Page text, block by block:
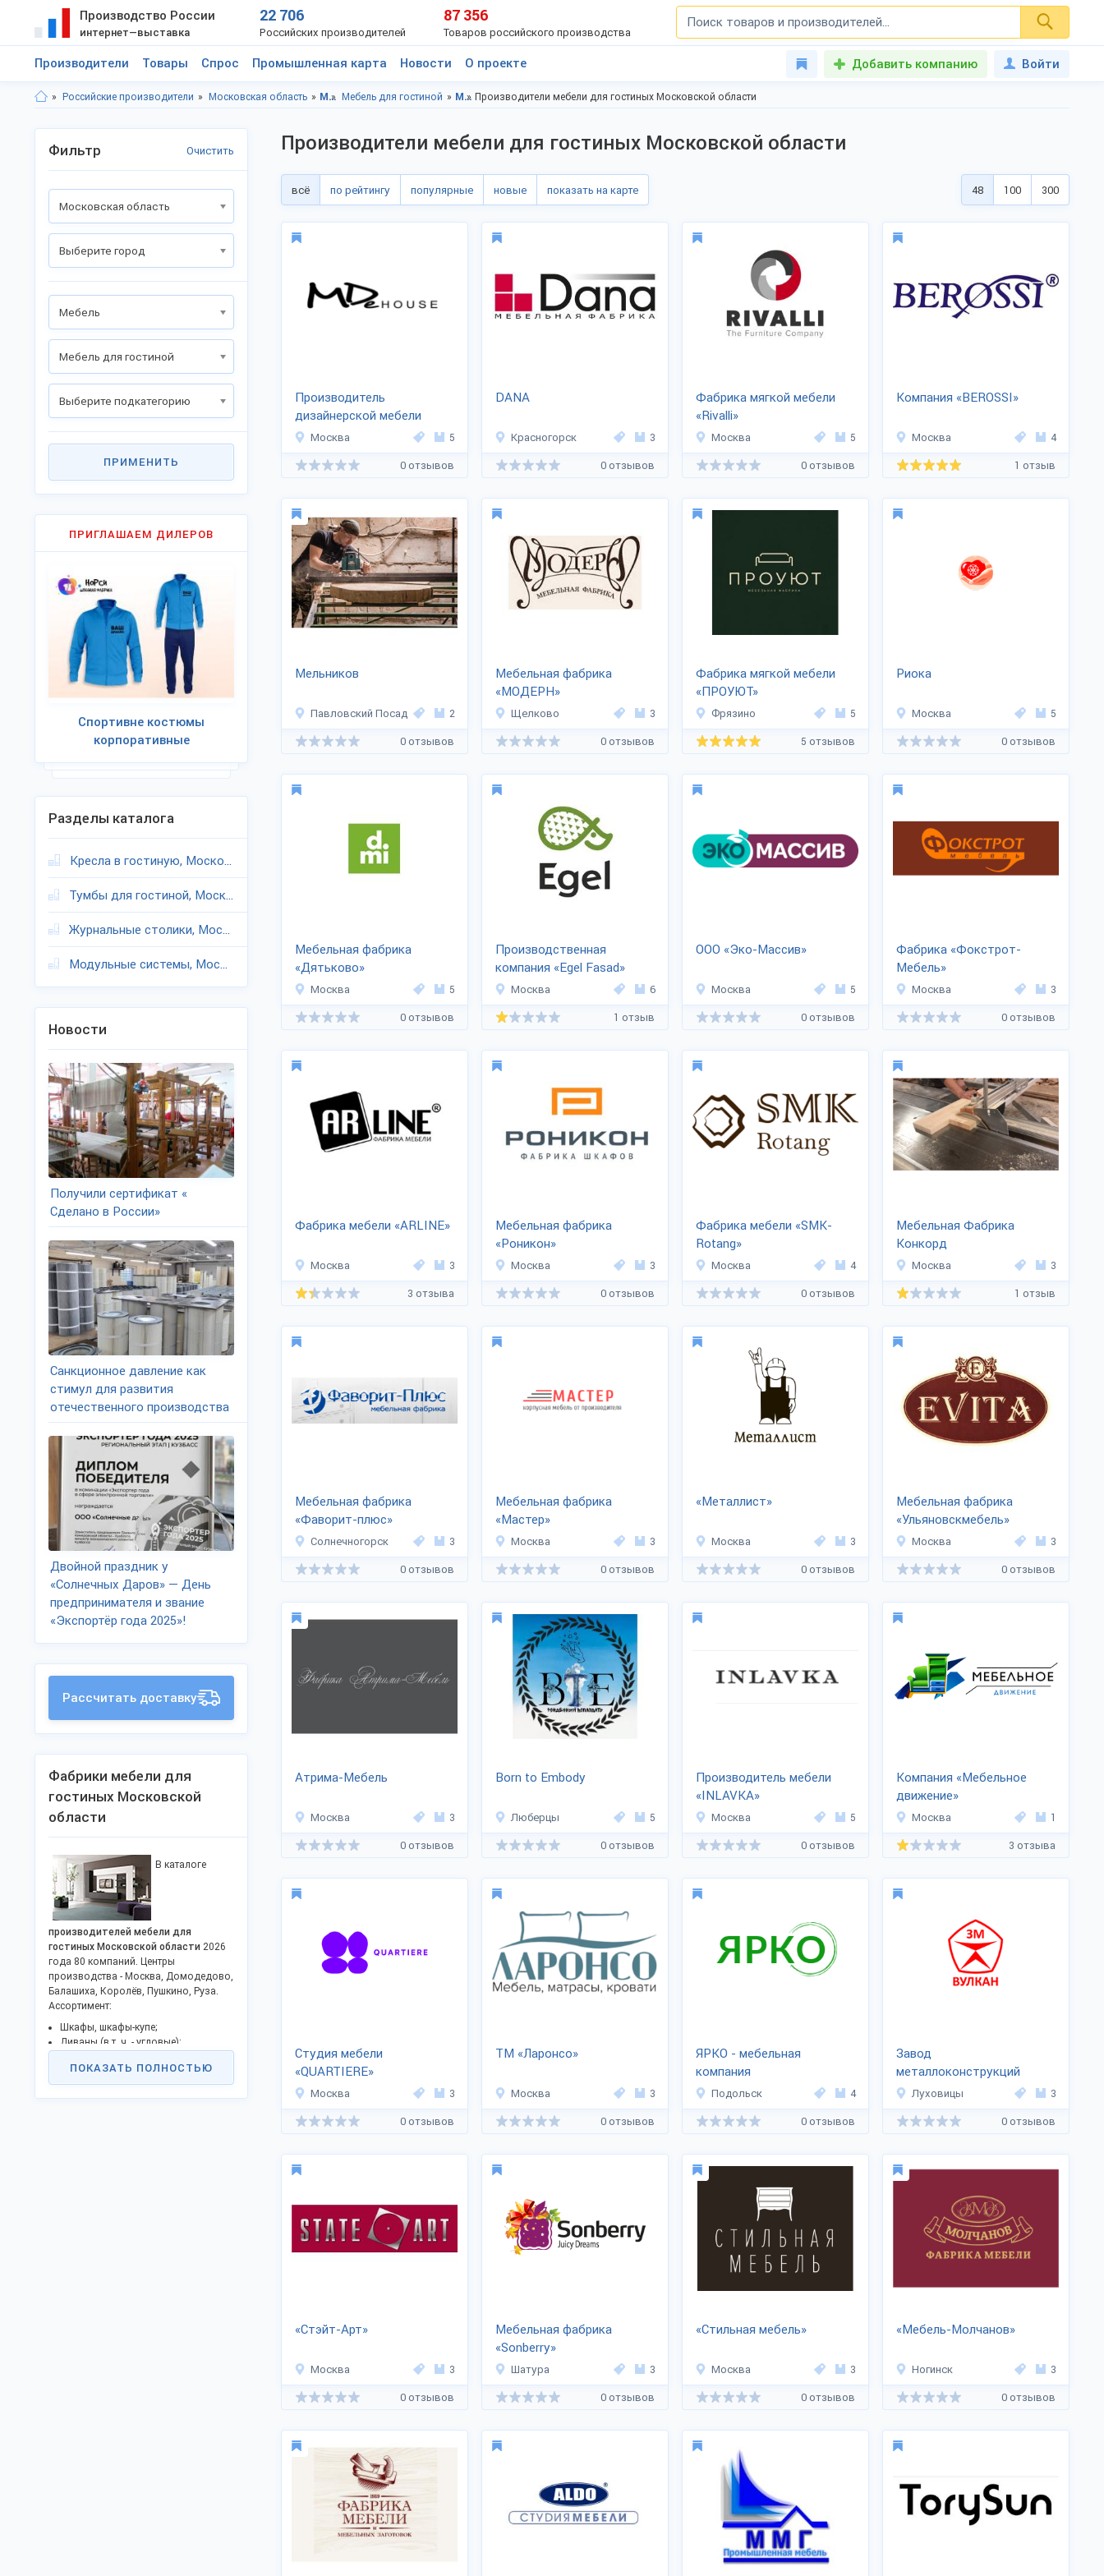
Производство России
интернет—выставка
22 706
Российских производителей
87 356
Товаров российского производства
Производители Товары Спрос Промышленная карта Новости О проекте Добавить компанию Войти
Российские производители Московская область Мебель Мебель для гостиной Мебель, Московская область Производители мебели для гостиных Московской области
Производители мебели для гостиных Московской области
всё по рейтингу популярные новые показать на карте 48 100 300
Производитель
дизайнерской мебели
«MDeHouse»
Москва 5
0 отзывов
DANA
Красногорск 3
0 отзывов
Фабрика мягкой мебели
«Rivalli»
Москва 5
0 отзывов
Компания «BEROSSI»
Москва 4
1 отзыв
Мельников
Павловский Посад 2
0 отзывов
Мебельная фабрика
«МОДЕРН»
Щелково 3
0 отзывов
Фабрика мягкой мебели
«ПРОУЮТ»
Фрязино 5
5 отзывов
Риока
Москва 5
0 отзывов
Мебельная фабрика
«Дятьково»
Москва 5
0 отзывов
Производственная
компания «Egel Fasad»
Москва 6
1 отзыв
ООО «Эко-Массив»
Москва 5
0 отзывов
Фабрика «Фокстрот-
Мебель»
Москва 3
0 отзывов
Фабрика мебели «ARLINE»
Москва 3
3 отзыва
Мебельная фабрика
«Роникон»
Москва 3
0 отзывов
Фабрика мебели «SMK-
Rotang»
Москва 4
0 отзывов
Мебельная Фабрика
Конкорд
Москва 3
1 отзыв
Мебельная фабрика
«Фаворит-плюс»
Солнечногорск 3
0 отзывов
Мебельная фабрика
«Мастер»
Москва 3
0 отзывов
«Металлист»
Москва 3
0 отзывов
Мебельная фабрика
«Ульяновскмебель»
Москва 3
0 отзывов
Атрима-Мебель
Москва 3
0 отзывов
Born to Embody
Люберцы 5
0 отзывов
Производитель мебели
«INLAVKA»
Москва 5
0 отзывов
Компания «Мебельное
движение»
Москва 1
3 отзыва
Студия мебели
«QUARTIERE»
Москва 3
0 отзывов
ТМ «Ларонсо»
Москва 3
0 отзывов
ЯРКО - мебельная
компания
Подольск 4
0 отзывов
Завод
металлоконструкций
«Вулкан»
Луховицы 3
0 отзывов
«Стэйт-Арт»
Москва 3
0 отзывов
Мебельная фабрика
«Sonberry»
Шатура 3
0 отзывов
«Стильная мебель»
Москва 3
0 отзывов
«Мебель-Молчанов»
Ногинск 3
0 отзывов
Фильтр Очистить
Московская область
Выберите город
Мебель
Мебель для гостиной
Выберите подкатегорию
ПРИМЕНИТЬ
ПРИГЛАШАЕМ ДИЛЕРОВ
Спортивне костюмы
корпоративные
Разделы каталога
Кресла в гостиную, Московская область
Тумбы для гостиной, Московская область
Журнальные столики, Московская область
Модульные системы, Московская область
Новости
Получили сертификат «
Сделано в России»
Санкционное давление как
стимул для развития
отечественного производства
Двойной праздник у
«Солнечных Даров» — День
предпринимателя и звание
«Экспортёр года 2025»!
Рассчитать доставку
Фабрики мебели для
гостиных Московской
области
В каталоге
производителей мебели для
гостиных Московской области 2026
года 80 компаний. Центры
производства - Москва, Домодедово,
Балашиха, Королёв, Пушкино, Руза.
Ассортимент:
Шкафы, шкафы-купе;
Диваны (в т. ч. - угловые);
Журнальные столики, раскладные
столы;
Пуфы, тумбы под телевизор;
ПОКАЗАТЬ ПОЛНОСТЬЮ